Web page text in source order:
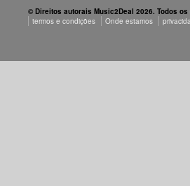
© Direitos autorais Music2Deal 2026. Todos
termos e condições
Onde estamos